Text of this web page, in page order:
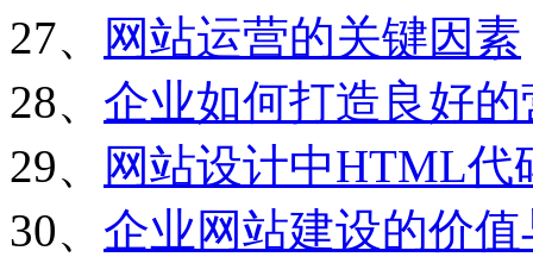
27、
网站运营的关键因素
28、 企业如何打造良好
29、
网站设计中HTML代
30、 企业网站建设的价